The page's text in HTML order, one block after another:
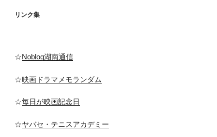
リンク集
☆Noblog湖南通信
☆映画ドラマメモランダム
☆毎日が映画記念日
☆ヤバセ・テニスアカデミー